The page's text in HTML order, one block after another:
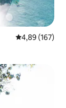
Calificación
4,89 (167)